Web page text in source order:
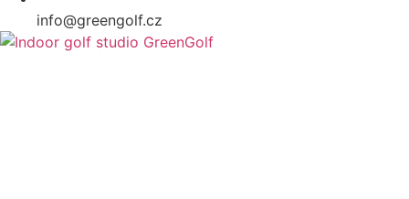
info@greengolf.cz